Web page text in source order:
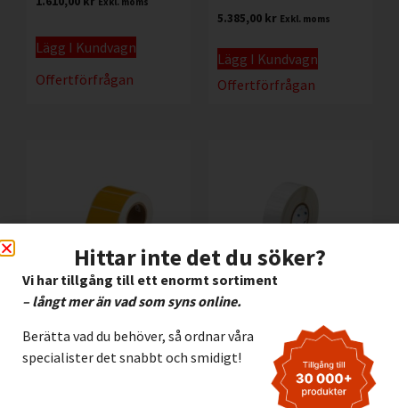
Lägg I Kundvagn
Offertförfrågan
5.385,00 kr Exkl. moms
Lägg I Kundvagn
Offertförfrågan
Polyester GUL, 38.10 x
19.05 mm
Etikett Brady B423
Polyester VIT, 50.80 x
10.16 mm
kr Exkl. moms
Hittar inte det du söker?
Vi har tillgång till ett enormt sortiment
– långt mer än vad som syns online.
Berätta vad du behöver, så ordnar våra
specialister det snabbt och smidigt!